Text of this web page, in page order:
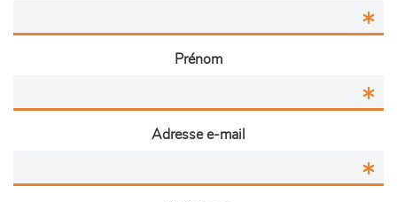
Prénom
Adresse e-mail